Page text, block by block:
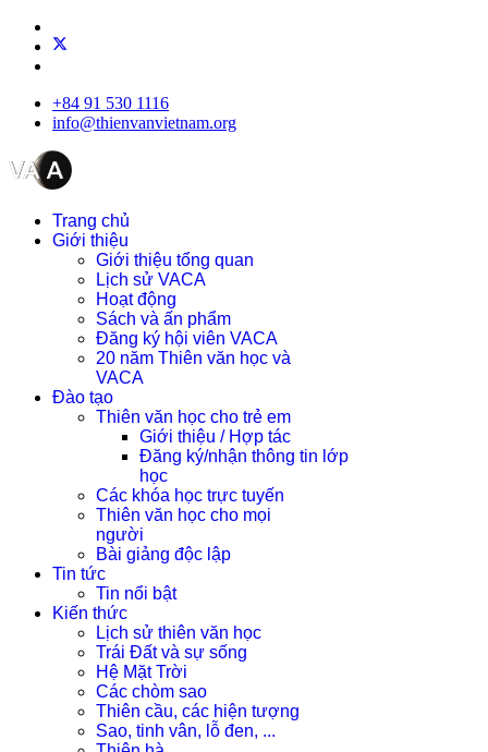
+84 91 530 1116
info@thienvanvietnam.org
Trang chủ
Giới thiệu
Giới thiệu tổng quan
Lịch sử VACA
Hoạt động
Sách và ấn phẩm
Đăng ký hội viên VACA
20 năm Thiên văn học và
VACA
Đào tạo
Thiên văn học cho trẻ em
Giới thiệu / Hợp tác
Đăng ký/nhận thông tin lớp
học
Các khóa học trực tuyến
Thiên văn học cho mọi
người
Bài giảng độc lập
Tin tức
Tin nổi bật
Kiến thức
Lịch sử thiên văn học
Trái Đất và sự sống
Hệ Mặt Trời
Các chòm sao
Thiên cầu, các hiện tượng
Sao, tinh vân, lỗ đen, ...